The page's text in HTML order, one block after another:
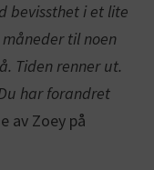
bevissthet i et lite
til noen
Tiden renner ut.
har forandret
av Zoey på